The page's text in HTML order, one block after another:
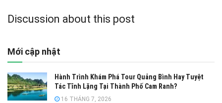
Discussion about this post
Mới cập nhật
Hành Trình Khám Phá Tour Quảng Bình Hay Tuyệt
Tác Tĩnh Lặng Tại Thành Phố Cam Ranh?
16 THÁNG 7, 2026